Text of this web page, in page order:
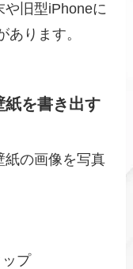
や旧型iPhoneに
ります。
を書き出す
紙の画像を写真
プ